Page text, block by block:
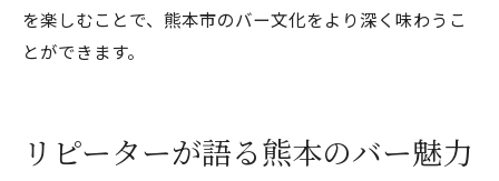
を楽しむことで、熊本市のバー文化をより深く味わうこ
とができます。
リピーターが語る熊本のバー魅力